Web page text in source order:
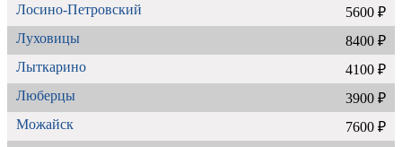
Лосино-Петровский
5600 ₽
Луховицы
8400 ₽
Лыткарино
4100 ₽
Люберцы
3900 ₽
Можайск
7600 ₽